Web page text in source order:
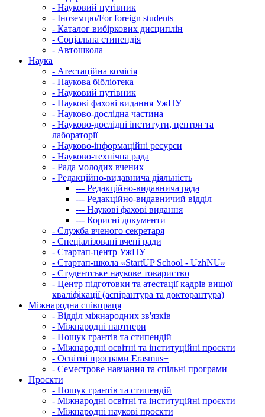
- Науковий путівник
- Іноземцю/For foreign students
- Каталог вибіркових дисциплін
- Соціальна стипендія
- Автошкола
Наука
- Атестаційна комісія
- Наукова бібліотека
- Науковий путівник
- Наукові фахові видання УжНУ
- Науково-дослідна частина
- Науково-дослідні інститути, центри та
лабораторії
- Науково-інформаційні ресурси
- Науково-технічна рада
- Рада молодих вчених
- Редакційно-видавнича діяльність
--- Редакційно-видавнича рада
--- Редакційно-видавничий відділ
--- Наукові фахові видання
--- Корисні документи
- Служба вченого секретаря
- Спеціалізовані вчені ради
- Стартап-центр УжНУ
- Стартап-школа «StartUP School - UzhNU»
- Студентське наукове товариство
- Центр підготовки та атестації кадрів вищої
кваліфікації (аспірантура та докторантура)
Міжнародна співпраця
- Відділ міжнародних зв'язків
- Міжнародні партнери
- Пошук грантів та стипендій
- Міжнародні освітні та інституційні проєкти
- Освітні програми Erasmus+
- Семестрове навчання та спільні програми
Проєкти
- Пошук грантів та стипендій
- Міжнародні освітні та інституційні проєкти
- Міжнародні наукові проєкти